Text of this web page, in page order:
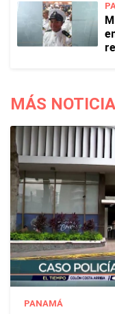
MÁS
PANAMÁ